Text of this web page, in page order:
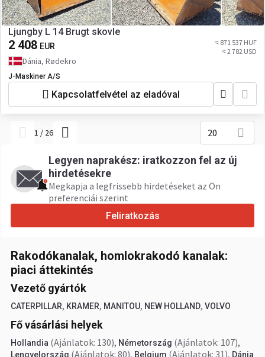
Ljungby L 14 Brugt skovle
2 408 EUR
≈ 871 537 HUF
≈ 2 782 USD
Dánia, Rødekro
J-Maskiner A/S
Kapcsolatfelvétel az eladóval
1 / 26 20
Legyen naprakész: iratkozzon fel az új
hirdetésekre
Megkapja a legfrissebb hirdetéseket az Ön
preferenciái szerint
Feliratkozás
Rakodókanalak, homlokrakodó kanalak:
piaci áttekintés
Vezető gyártók
CATERPILLAR, KRAMER, MANITOU, NEW HOLLAND, VOLVO
Fő vásárlási helyek
Hollandia (Ajánlatok: 130), Németország (Ajánlatok: 107),
Lengyelország (Ajánlatok: 80), Belgium (Ajánlatok: 31), Dánia